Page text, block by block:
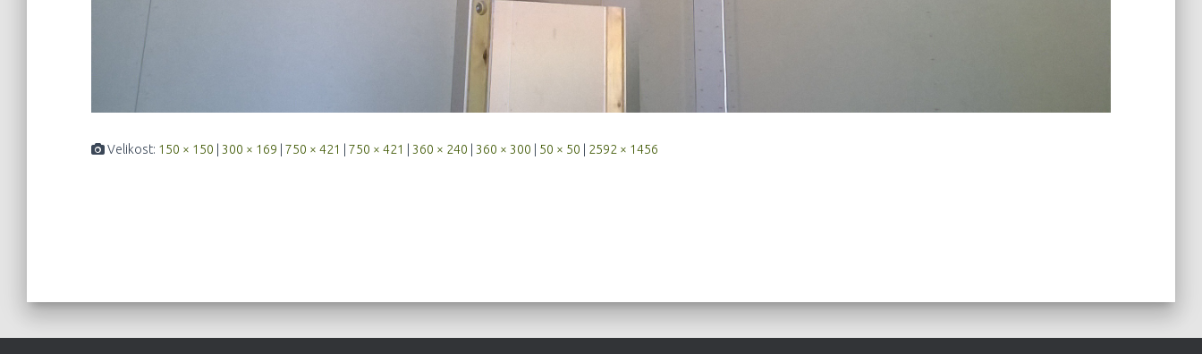
Velikost: 150 × 150 300 × 169 750 × 421 750 × 421 360 × 240 360 × 300 50 × 50 2592 × 1456